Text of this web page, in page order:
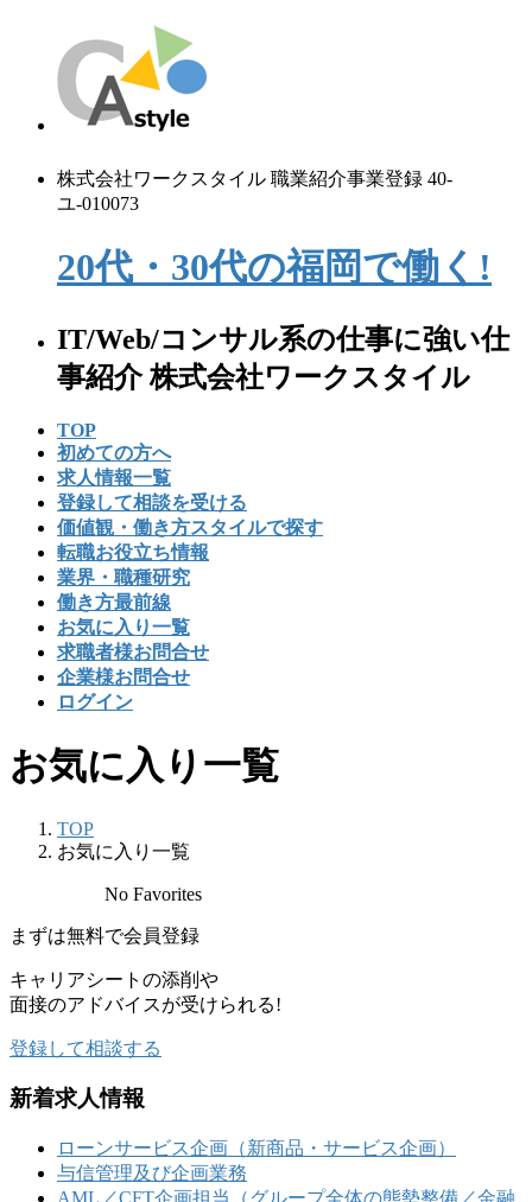
株式会社ワークスタイル 職業紹介事業登録 40-
ユ-010073
20代・30代の福岡で働く!
IT/Web/コンサル系の仕事に強い仕
事紹介 株式会社ワークスタイル
TOP
初めての⽅へ
求人情報一覧
登録して相談を受ける
価値観・働き方スタイルで探す
転職お役立ち情報
業界・職種研究
働き方最前線
お気に入り一覧
求職者様お問合せ
企業様お問合せ
ログイン
お気に入り一覧
TOP
お気に入り一覧
No Favorites
まずは無料で会員登録
キャリアシートの添削や
面接のアドバイスが受けられる!
登録して相談する
新着求人情報
ローンサービス企画（新商品・サービス企画）
与信管理及び企画業務
AML／CFT企画担当（グループ全体の態勢整備／金融